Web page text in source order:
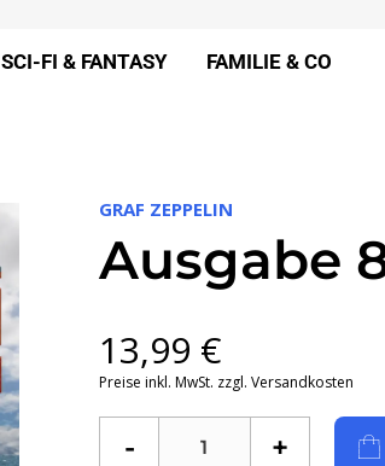
SCI-FI & FANTASY FAMILIE & CO
GRAF ZEPPELIN
Ausgabe
13,99 €
Preise inkl. MwSt. zzgl. Versandkosten
- +